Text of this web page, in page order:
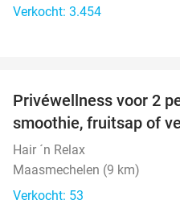
Verkocht: 3.454
Privéwellness voor 2
smoothie, fruitsap of
Hair ´n Relax
Maasmechelen (9 km)
Verkocht: 53